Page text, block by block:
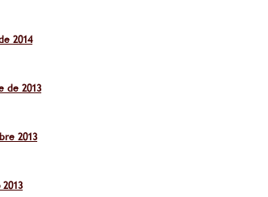
2014
de 2013
2013